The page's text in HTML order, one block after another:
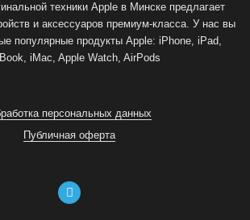
техники Apple в Минске предлагает
и аксессуаров премиум-класса. У нас вы
популярные продукты Apple: iPhone, iPad,
iMac, Apple Watch, AirPods
персональных данных
Публичная оферта